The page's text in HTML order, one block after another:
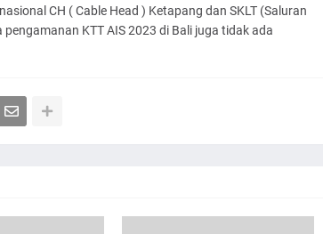
CH ( Cable Head ) Ketapang dan SKLT (Saluran
KTT AIS 2023 di Bali juga tidak ada